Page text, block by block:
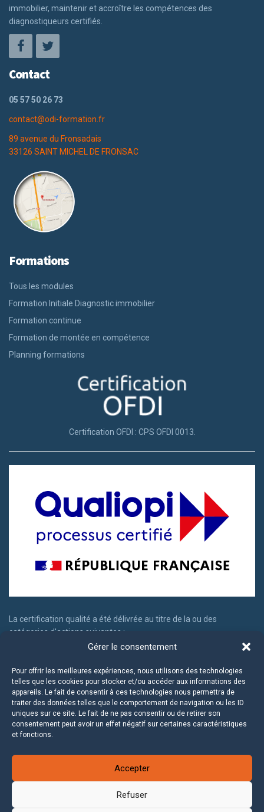
Gérer le consentement
Pour offrir les meilleures expériences, nous utilisons des technologies
telles que les cookies pour stocker et/ou accéder aux informations des
appareils. Le fait de consentir à ces technologies nous permettra de
traiter des données telles que le comportement de navigation ou les ID
uniques sur ce site. Le fait de ne pas consentir ou de retirer son
consentement peut avoir un effet négatif sur certaines caractéristiques
et fonctions.
Accepter
Refuser
immobilier, maintenir et accroître les compétences des
diagnostiqueurs certifiés.
Contact
05 57 50 26 73
contact@odi-formation.fr
89 avenue du Fronsadais
33126 SAINT MICHEL DE FRONSAC
Formations
Tous les modules
Formation Initiale Diagnostic immobilier
Formation continue
Formation de montée en compétence
Planning formations
Certification OFDI : CPS OFDI 0013.
La certification qualité a été délivrée au titre de la ou des
catégories d'actions suivantes :
Actions de formation